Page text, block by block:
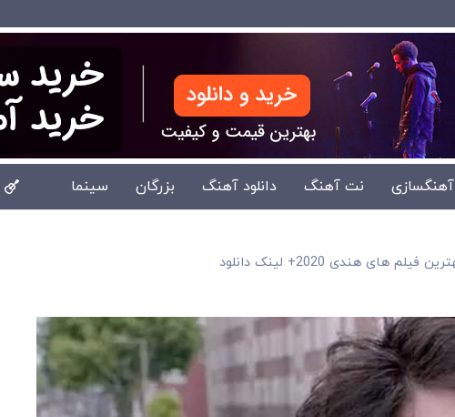
آهنگسازی نت آهنگ دانلود آهنگ بزرگان سینما